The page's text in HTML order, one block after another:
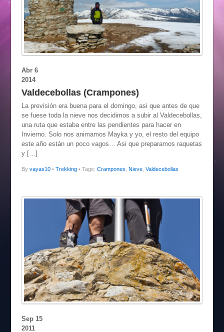
Abr 6
2014
Valdecebollas (Crampones)
La previsión era buena para el domingo, asi que antes de que
se fuese toda la nieve nos decidimos a subir al Valdecebollas,
una ruta que estaba entre las pendientes para hacer en
Invierno. Solo nos animamos Mayka y yo, el resto del equipo
este año están un poco vagos… Asi que preparamos raquetas
y […]
By vayas10• Trekking • Tags: Crampones Nieve, Valdecebollas
Sep 15
2011